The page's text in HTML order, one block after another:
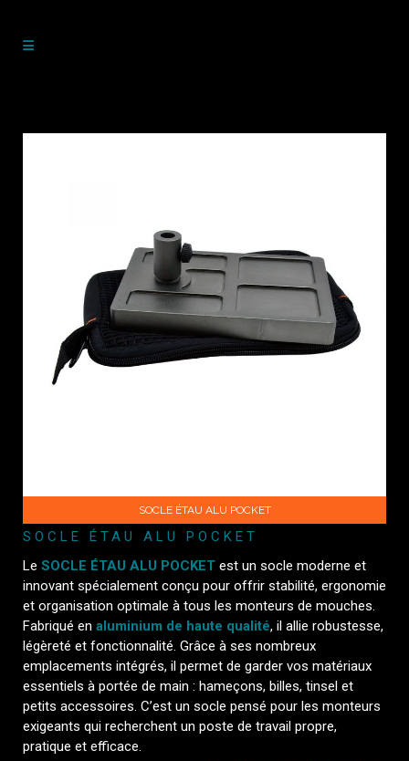
SOCLE ÉTAU ALU POCKET
SOCLE ÉTAU ALU POCKET
Le SOCLE ÉTAU ALU POCKET est un socle moderne et
innovant spécialement conçu pour offrir stabilité, ergonomie
et organisation optimale à tous les monteurs de mouches.
Fabriqué en aluminium de haute qualité, il allie robustesse,
légèreté et fonctionnalité. Grâce à ses nombreux
emplacements intégrés, il permet de garder vos matériaux
essentiels à portée de main : hameçons, billes, tinsel et
petits accessoires. C’est un socle pensé pour les monteurs
exigeants qui recherchent un poste de travail propre,
pratique et efficace.